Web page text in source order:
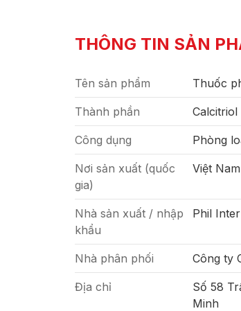
THÔNG TIN SẢN
Tên sản phẩm Thuốc
Thành phần Calcitriol
Công dụng Phòng
Nơi sản xuất (quốc
gia)
Việt Nam
Nhà sản xuất / nhập
khẩu
Phil Inter
Nhà phân phối Công ty
Địa chỉ
Số 58
Minh